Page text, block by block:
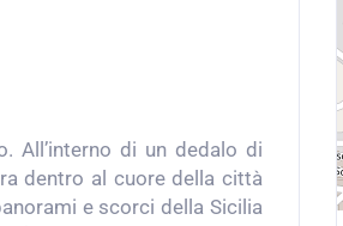
All’interno di un dedalo di
dentro al cuore della città
e scorci della Sicilia